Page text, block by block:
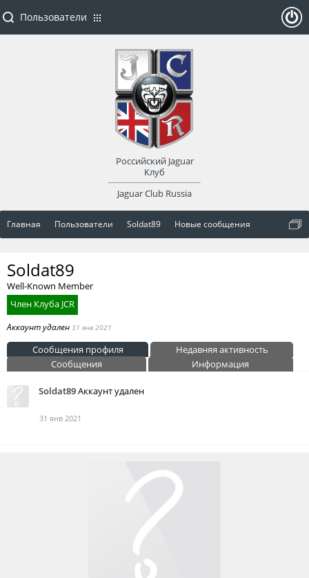
Главная Пользователи Soldat89 Новые сообщения
Soldat89
Well-Known Member
Член Клуба JCR
Аккаунт удален 31 янв 2021
Сообщения профиля
Недавняя активность
Сообщения
Информация
Soldat89Аккаунт удален
31 янв 2021
Пользователи
Российский Jaguar
Клуб
Jaguar Club Russia
оват